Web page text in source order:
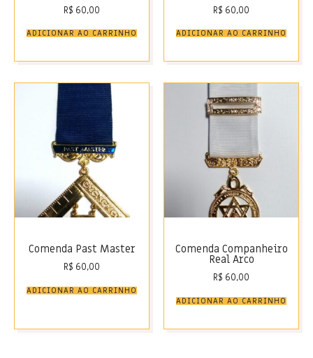
R$ 60,00
ADICIONAR AO CARRINHO
R$ 60,00
ADICIONAR AO CARRINHO
Comenda Past Master
R$ 60,00
ADICIONAR AO CARRINHO
Comenda Companheiro
Real Arco
R$ 60,00
ADICIONAR AO CARRINHO